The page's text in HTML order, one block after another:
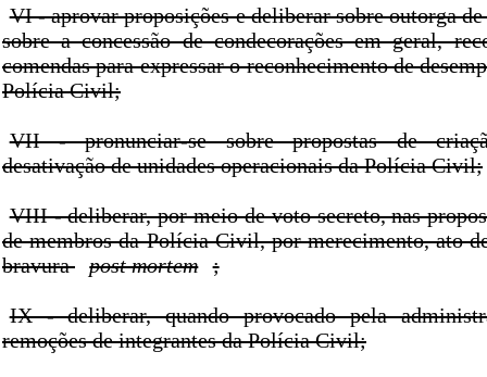
VI - aprovar proposições e deliberar sobre outorga
sobre a concessão de condecorações em geral,
comendas para expressar o reconhecimento de
Polícia Civil;
VII - pronunciar-se sobre propostas de
desativação de unidades operacionais da Polícia Civil;
VIII - deliberar, por meio de voto secreto, nas
de membros da Polícia Civil, por merecimento, ato
bravura
post mortem ;
IX - deliberar, quando provocado pela
remoções de integrantes da Polícia Civil;